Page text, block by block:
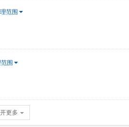
范围
围
更多